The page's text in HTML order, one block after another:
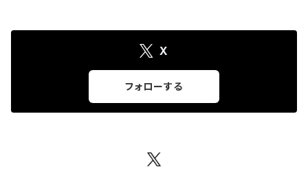
首掛け
キッチン収納
掃除用品
ソープ・シャンプー用ディスペンサー
アクセサリー
イヤリング
木材水分計
X
フォローする